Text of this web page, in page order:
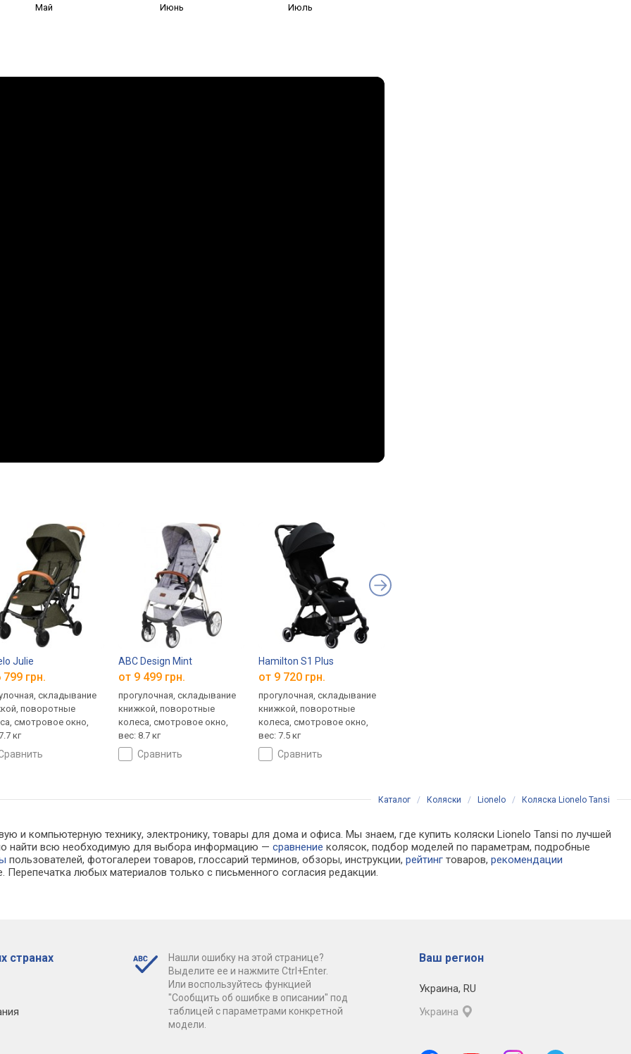
Май Июнь Июль
Julie
799 грн.
складывание
поворотные
смотровое окно,
кг
сравнить
ABC Design Mint
от 9 499 грн.
прогулочная, складывание
книжкой, поворотные
колеса, смотровое окно,
вес: 8.7 кг
сравнить
Hamilton S1 Plus
от 9 720 грн.
прогулочная, складывание
книжкой, поворотные
колеса, смотровое окно,
вес: 7.5 кг
сравнить
Каталог / Коляски / Lionelo / Коляска Lionelo Tansi
и компьютерную технику, электронику, товары для дома и офиса. Мы знаем, где купить коляски Lionelo Tansi по лучшей
найти всю необходимую для выбора информацию —сравнение колясок, подбор моделей по параметрам, подробные
пользователей, фотогалереи товаров, глоссарий терминов, обзоры, инструкции,рейтинг товаров,рекомендации
Перепечатка любых материалов только с письменного согласия редакции.
странах
Нашли ошибку на этой странице?
Выделите ее и нажмите Ctrl+Enter.
Или воспользуйтесь функцией
"Сообщить об ошибке в описании" под
таблицей с параметрами конкретной
модели.
Ваш регион
Украина, RU
Украина